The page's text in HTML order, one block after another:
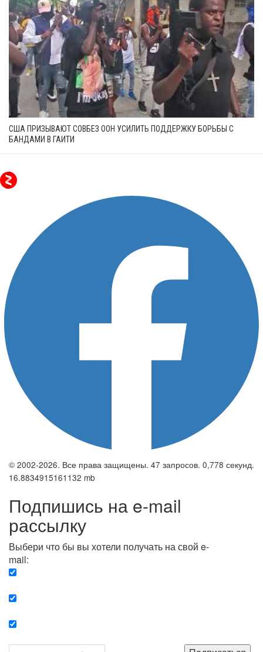
США ПРИЗЫВАЮТ СОВБЕЗ ООН УСИЛИТЬ ПОДДЕРЖКУ БОРЬБЫ С
БАНДАМИ В ГАИТИ
© 2002-2026. Все права защищены. 47 запросов. 0,778 секунд.
16.8834915161132 mb
Подпишись на e-mail
рассылку
Выбери что бы вы хотели получать на свой e-
mail: